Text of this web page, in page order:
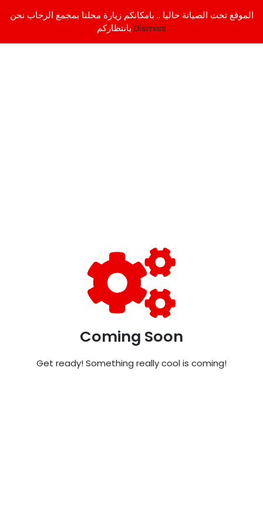
الموقع تحت الصيانة حاليا .. بامكانكم زيارة محلنا بمجمع الرحاب نحن
Dismiss
Coming Soon
Get ready! Something really cool is coming!